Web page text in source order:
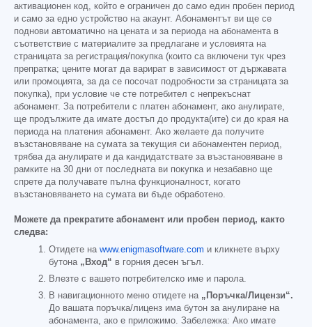
активационен код, който е ограничен до само един пробен период
и само за едно устройство на акаунт. Абонаментът ви ще се
поднови автоматично на цената и за периода на абонамента в
съответствие с материалите за предлагане и условията на
страницата за регистрация/покупка (които са включени тук чрез
препратка; цените могат да варират в зависимост от държавата
или промоцията, за да се посочат подробности за страницата за
покупка), при условие че сте потребител с непрекъснат
абонамент. За потребители с платен абонамент, ако анулирате,
ще продължите да имате достъп до продукта(ите) си до края на
периода на платения абонамент. Ако желаете да получите
възстановяване на сумата за текущия си абонаментен период,
трябва да анулирате и да кандидатствате за възстановяване в
рамките на 30 дни от последната ви покупка и незабавно ще
спрете да получавате пълна функционалност, когато
възстановяването на сумата ви бъде обработено.
Можете да прекратите абонамент или пробен период, както
следва:
Отидете на www.enigmasoftware.com и кликнете върху
бутона „Вход“ в горния десен ъгъл.
Влезте с вашето потребителско име и парола.
В навигационното меню отидете на „Поръчка/Лицензи“.
До вашата поръчка/лиценз има бутон за анулиране на
абонамента, ако е приложимо. Забележка: Ако имате